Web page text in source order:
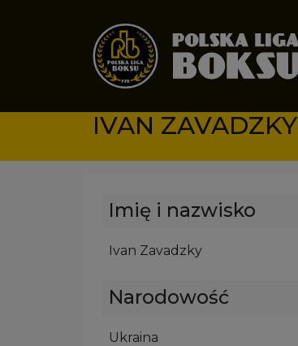
IVAN ZAVADZKY
Imię i nazwisko
Ivan Zavadzky
Narodowość
Ukraina